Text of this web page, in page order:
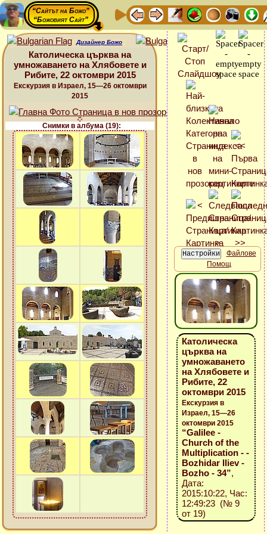
“Сайтът на Божо”
“Божовият Сайт”
Дизайнер Божо
Католическа църква на
умножаването на Хлябовете и
Рибите, 22 октомври 2015
Екскурзия в Израел, 15—26 октомври
2015
Снимки в албума (19):
Файлове
Помощ
Католическа
църква на
умножаването
на Хлябовете и
Рибите, 22
октомври 2015
Екскурзия в
Израел, 15—26
октомври 2015
“Galilee -
Church of the
Multiplication - -
Bozhidar Iliev -
Bozho - 34”,
Дата:
2015:10:22, Час:
12:49:23 (№ 9
от 19)